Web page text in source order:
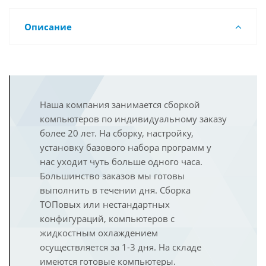
Описание
Наша компания занимается сборкой
компьютеров по индивидуальному заказу
более 20 лет. На сборку, настройку,
установку базового набора программ у
нас уходит чуть больше одного часа.
Большинство заказов мы готовы
выполнить в течении дня. Сборка
ТОПовых или нестандартных
конфигураций, компьютеров с
жидкостным охлаждением
осуществляется за 1-3 дня. На складе
имеются готовые компьютеры.